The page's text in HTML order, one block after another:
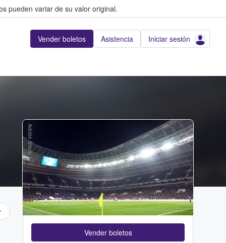
pueden variar de su valor original.
Vender boletos Asistencia Iniciar sesión
Adobe Stock
Vender boletos